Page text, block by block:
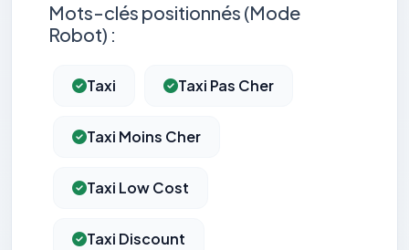
Mots-clés positionnés (Mode
Robot) :
Taxi Taxi Pas Cher
Taxi Moins Cher
Taxi Low Cost
Taxi Discount